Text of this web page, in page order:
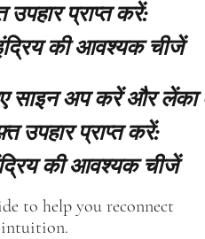
प्राप्त करें:
की आवश्यक चीजें
साइन अप करें और लेंका
उपहार प्राप्त करें:
की आवश्यक चीजें
to help you reconnect
intuition.